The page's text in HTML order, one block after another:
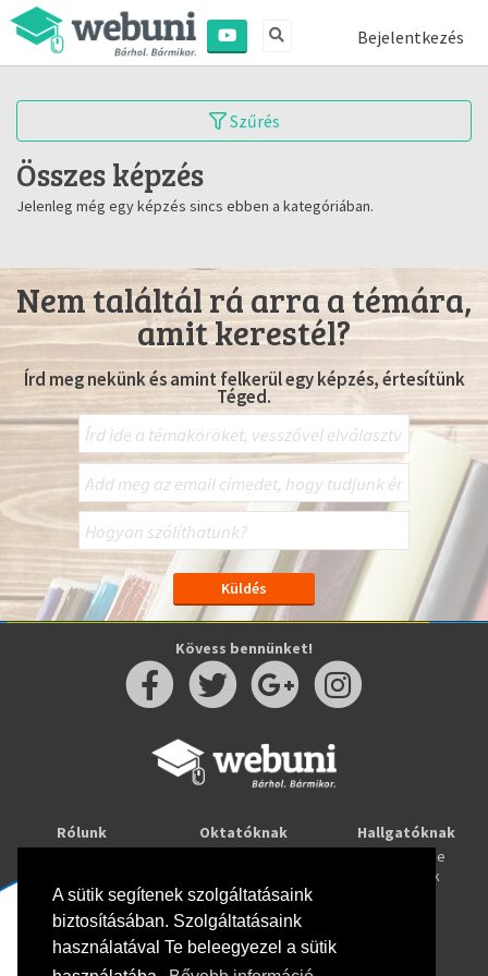
A sütik segítenek szolgáltatásaink
biztosításában. Szolgáltatásaink
használatával Te beleegyezel a sütik
Bejelentkezés
Szűrés
Összes képzés
Jelenleg még egy képzés sincs ebben a kategóriában.
Nem találtál rá arra a témára,
amit kerestél?
Írd meg nekünk és amint felkerül egy képzés, értesítünk
Téged.
Kövess bennünket!
Rólunk
Oktatóknak
Webuni Stúdió
Hallgatóknak
Tanulj online
Képzések
Info
Adatkezelési tájékoztató
ÁSZF